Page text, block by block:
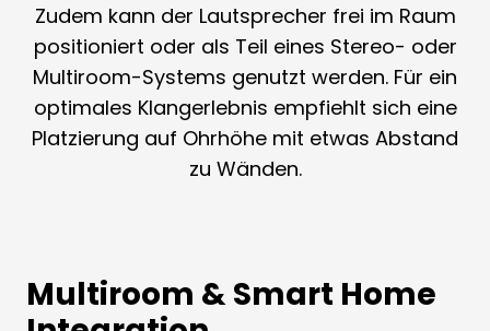
Zudem kann der Lautsprecher frei im Raum
positioniert oder als Teil eines Stereo- oder
Multiroom-Systems genutzt werden. Für ein
optimales Klangerlebnis empfiehlt sich eine
Platzierung auf Ohrhöhe mit etwas Abstand
zu Wänden.
Multiroom & Smart Home